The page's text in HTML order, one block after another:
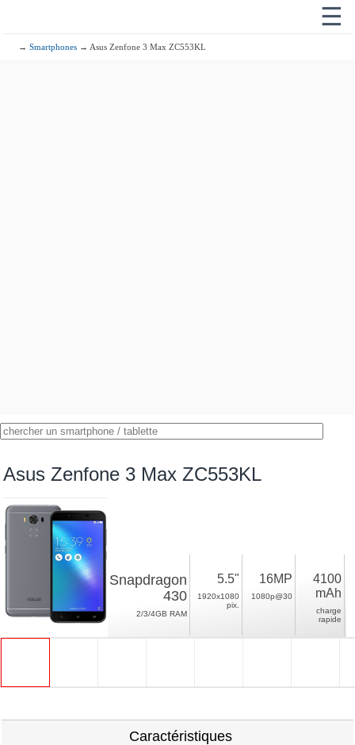
☰
→Smartphones → Asus Zenfone 3 Max ZC553KL
Asus Zenfone 3 Max ZC553KL
Snapdragon
430
2/3/4GB RAM
5.5"
1920x1080
pix.
16MP
1080p@30
4100
mAh
charge
rapide
Caractéristiques